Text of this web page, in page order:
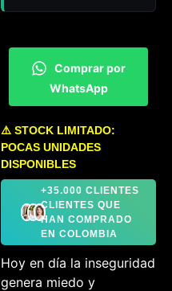
Comprar por
WhatsApp
⚠️ STOCK LIMITADO:
POCAS UNIDADES
DISPONIBLES
+35.000 CLIENTES
CLIENTES QUE
HAN COMPRADO
EN COLOMBIA
Hoy en día la inseguridad
genera miedo y